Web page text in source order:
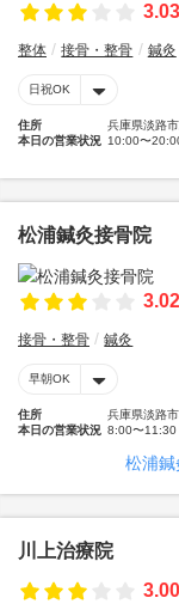
3.03
整体 接骨・整骨 鍼灸
日祝OK
住所
兵庫県淡路
本日の営業状況 10:00〜
松浦鍼灸接骨院
3.02
接骨・整骨 鍼灸
早朝OK
住所
兵庫県淡路
本日の営業状況 8:00〜
松浦鍼
川上治療院
3.00